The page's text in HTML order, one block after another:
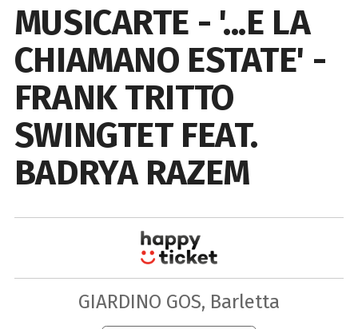
MUSICARTE - '...E LA
CHIAMANO ESTATE' -
FRANK TRITTO
SWINGTET FEAT.
BADRYA RAZEM
GIARDINO GOS, Barletta